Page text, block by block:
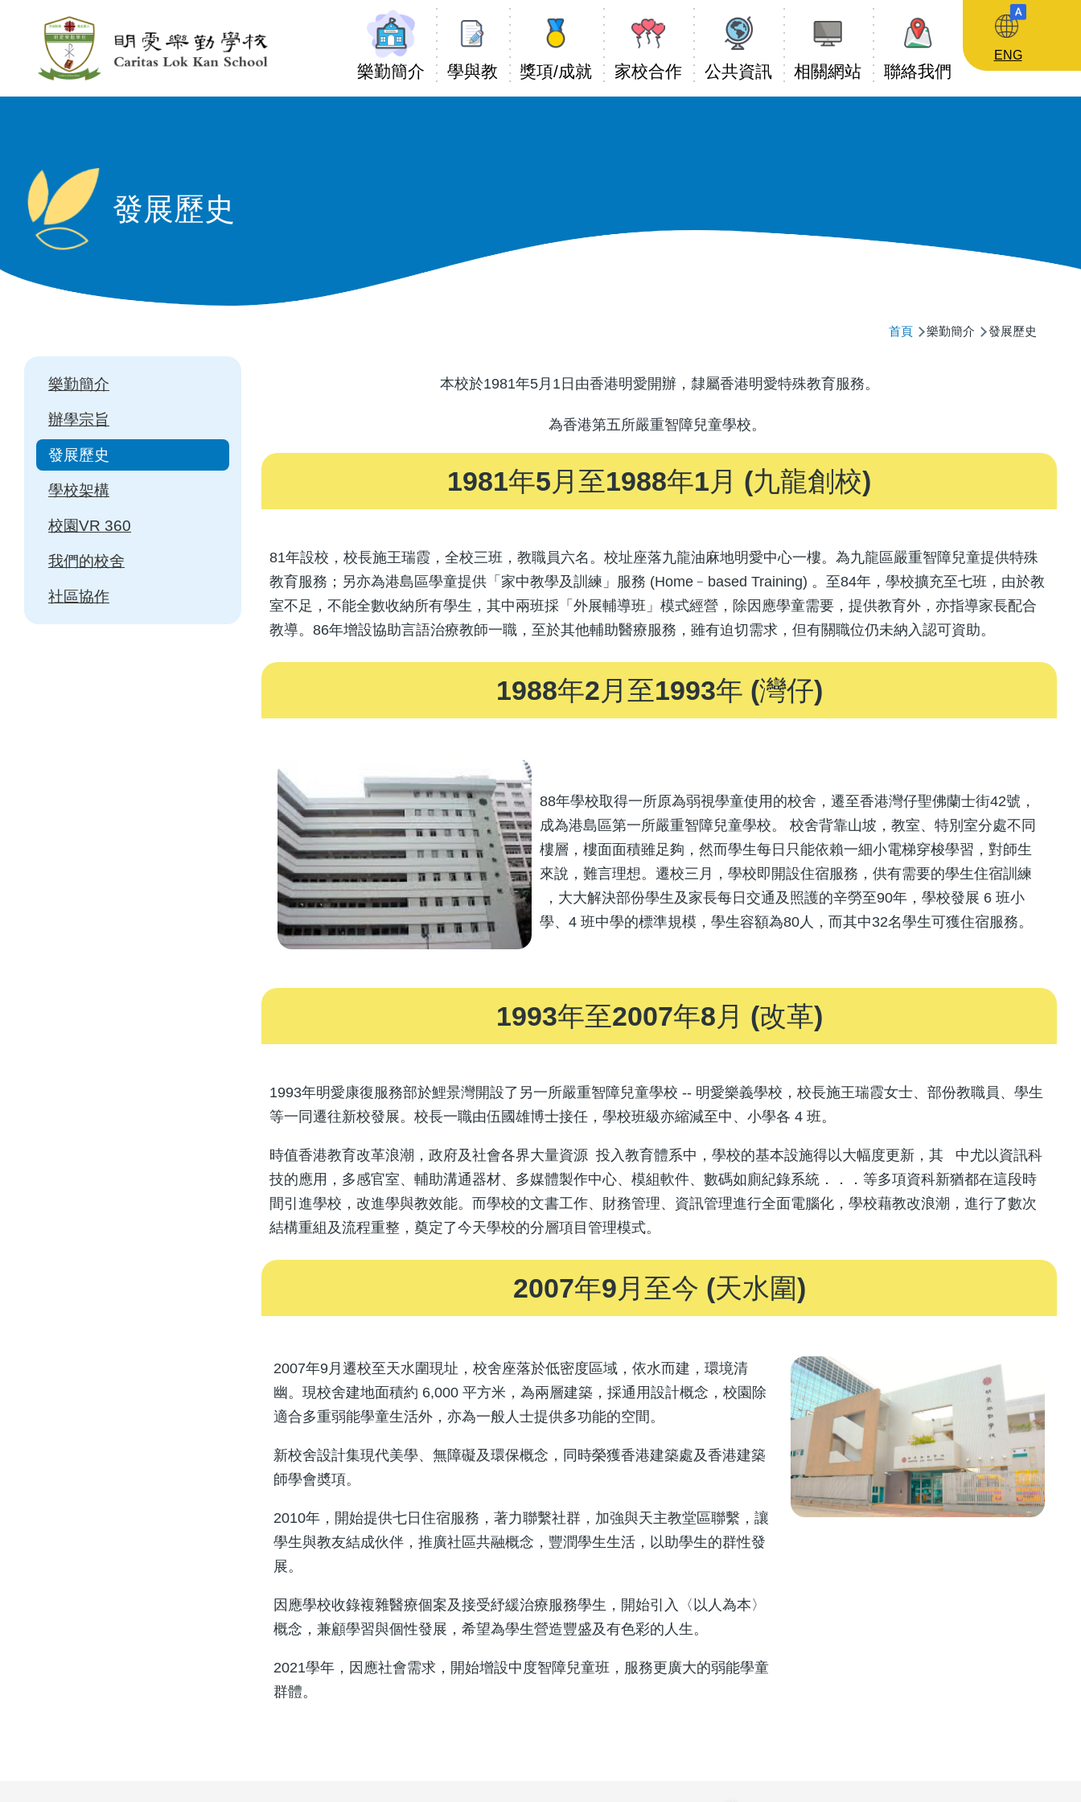
移至主內容
Main
navigation
樂勤簡介 學與教 獎項/成就 家校合作 公共資訊 相關網站 聯絡我們
ENG
發展歷史
航
首頁 樂勤簡介 發展歷史
本校於1981年5月1日由香港明愛開辦，隸屬香港明愛特殊教育服務。
為香港第五所嚴重智障兒童學校。
1981年5月至1988年1月 (九龍創校)
81年設校，校長施王瑞霞，全校三班，教職員六名。校址座落九龍油麻地明愛中心一樓。為九龍區嚴重智障兒童提供特殊
教育服務；另亦為港島區學童提供「家中教學及訓練」服務 (Home﹣based Training) 。至84年，學校擴充至七班，由於教
室不足，不能全數收納所有學生，其中兩班採「外展輔導班」模式經營，除因應學童需要，提供教育外，亦指導家長配合
教導。86年增設協助言語治療教師一職，至於其他輔助醫療服務，雖有迫切需求，但有關職位仍未納入認可資助。
1988年2月至1993年 (灣仔)
88年學校取得一所原為弱視學童使用的校舍，遷至香港灣仔聖佛蘭士街42號，
成為港島區第一所嚴重智障兒童學校。 校舍背靠山坡，教室、特別室分處不同
樓層，樓面面積雖足夠，然而學生每日只能依賴一細小電梯穿梭學習，對師生
來說，難言理想。遷校三月，學校即開設住宿服務，供有需要的學生住宿訓練
，大大解決部份學生及家長每日交通及照護的辛勞至90年，學校發展 6 班小
學、4 班中學的標準規模，學生容額為80人，而其中32名學生可獲住宿服務。
1993年至2007年8月 (改革)
1993年明愛康復服務部於鯉景灣開設了另一所嚴重智障兒童學校 -- 明愛樂義學校，校長施王瑞霞女士、部份教職員、學生
等一同遷往新校發展。校長一職由伍國雄博士接任，學校班級亦縮減至中、小學各 4 班。
時值香港教育改革浪潮，政府及社會各界大量資源 投入教育體系中，學校的基本設施得以大幅度更新，其 中尤以資訊科
技的應用，多感官室、輔助溝通器材、多媒體製作中心、模組軟件、數碼如廁紀錄系統．．．等多項資科新猶都在這段時
間引進學校，改進學與教效能。而學校的文書工作、財務管理、資訊管理進行全面電腦化，學校藉教改浪潮，進行了數次
結構重組及流程重整，奠定了今天學校的分層項目管理模式。
2007年9月至今 (天水圍)
2007年9月遷校至天水圍現址，校舍座落於低密度區域，依水而建，環境清
幽。現校舍建地面積約 6,000 平方米，為兩層建築，採通用設計概念，校園除
適合多重弱能學童生活外，亦為一般人士提供多功能的空間。
新校舍設計集現代美學、無障礙及環保概念，同時榮獲香港建築處及香港建築
師學會奬項。
2010年，開始提供七日住宿服務，著力聯繫社群，加強與天主教堂區聯繫，讓
學生與教友結成伙伴，推廣社區共融概念，豐潤學生生活，以助學生的群性發
展。
因應學校收錄複雜醫療個案及接受紓緩治療服務學生，開始引入〈以人為本〉
概念，兼顧學習與個性發展，希望為學生營造豐盛及有色彩的人生。
2021學年，因應社會需求，開始增設中度智障兒童班，服務更廣大的弱能學童
群體。
Main
navigation
樂勤簡介
辦學宗旨
發展歷史
學校架構
校園VR 360
我們的校舍
社區協作